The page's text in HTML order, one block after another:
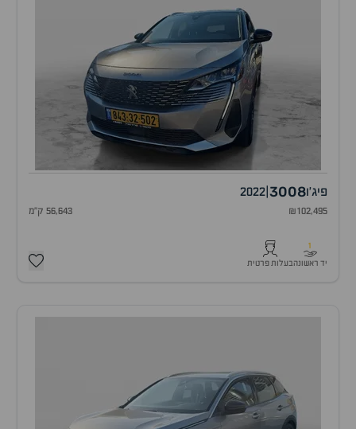
פיג'ו3008
2022
₪102,495 56,643 ק"מ
1
יד ראשונהבעלות פרטית